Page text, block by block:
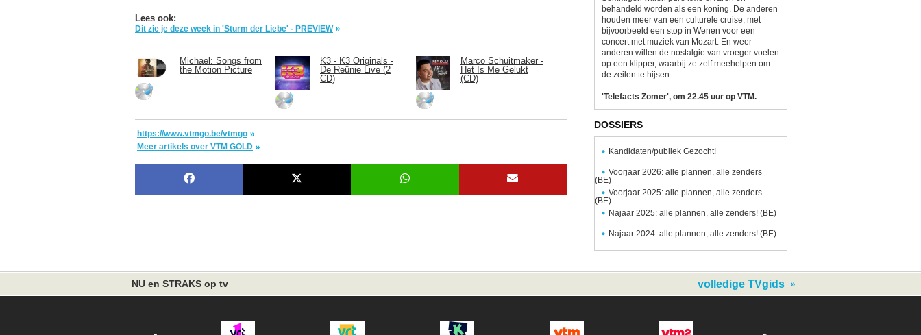
Lees ook:
Dit zie je deze week in 'Sturm der Liebe' - PREVIEW
Michael: Songs from
the Motion Picture
K3 - K3 Originals -
De Reünie Live (2
CD)
Marco Schuitmaker -
Het Is Me Gelukt
(CD)
https://www.vtmgo.be/vtmgo
Meer artikels over VTM GOLD
behandeld worden als een koning. De anderen
houden meer van een culturele cruise, met
bijvoorbeeld een stop in Wenen voor een
concert met muziek van Mozart. En weer
anderen willen de nostalgie van vroeger voelen
op een klipper, waarbij ze zelf meehelpen om
de zeilen te hijsen.
'Telefacts Zomer', om 22.45 uur op VTM.
DOSSIERS
Kandidaten/publiek Gezocht!
Voorjaar 2026: alle plannen, alle zenders
(BE)
Voorjaar 2025: alle plannen, alle zenders
(BE)
Najaar 2025: alle plannen, alle zenders! (BE)
Najaar 2024: alle plannen, alle zenders! (BE)
NU en STRAKS op tv volledige TVgids